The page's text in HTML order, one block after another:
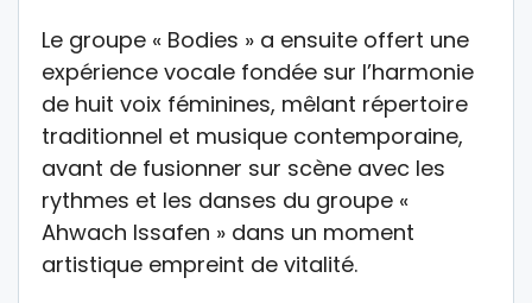
Le groupe « Bodies » a ensuite offert une
expérience vocale fondée sur l’harmonie
de huit voix féminines, mêlant répertoire
traditionnel et musique contemporaine,
avant de fusionner sur scène avec les
rythmes et les danses du groupe «
Ahwach Issafen » dans un moment
artistique empreint de vitalité.